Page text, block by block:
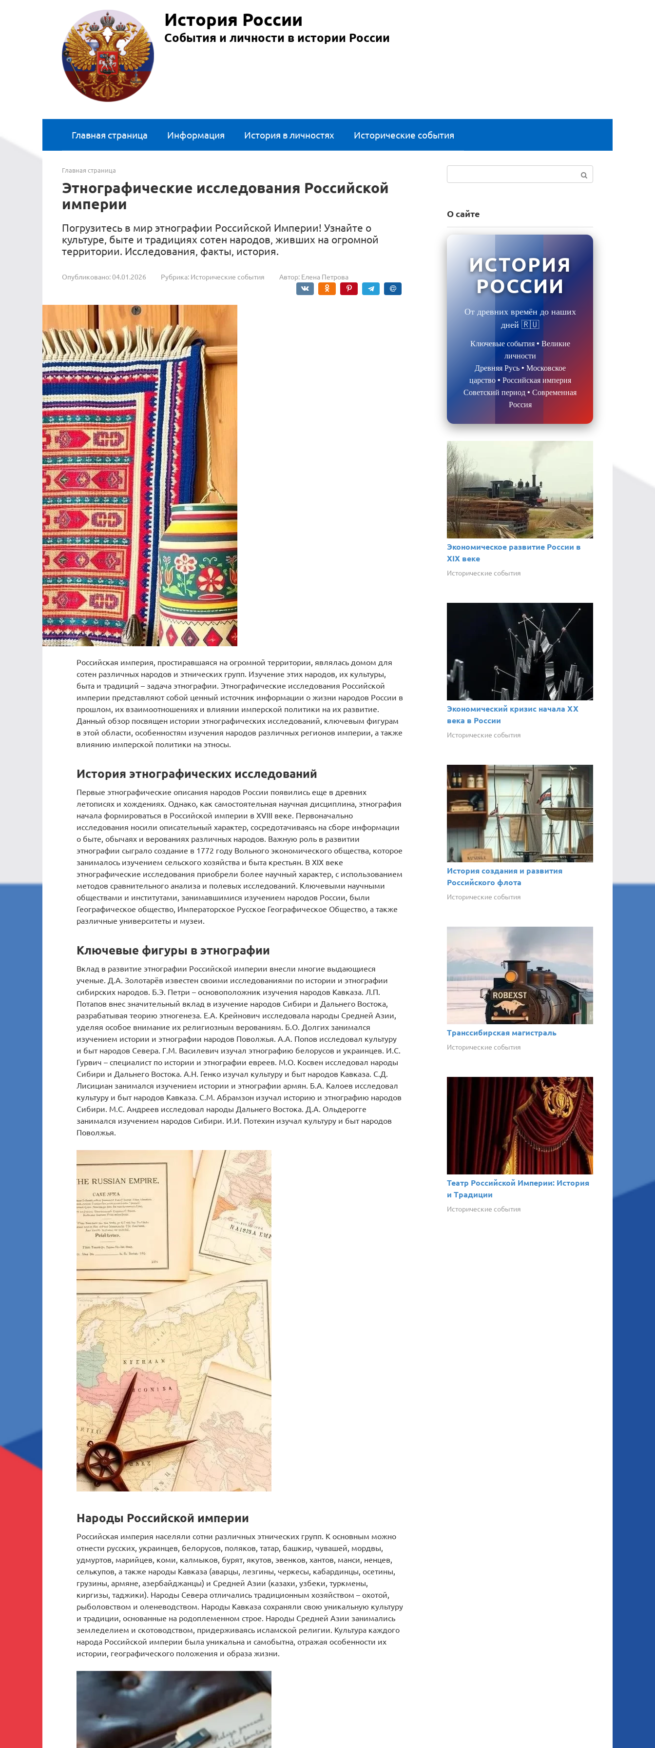
История России
События и личности в истории России
Главная страница Информация История в личностях Исторические события
Главная страница
Этнографические исследования Российской
империи
Погрузитесь в мир этнографии Российской Империи! Узнайте о
культуре, быте и традициях сотен народов, живших на огромной
территории. Исследования, факты, история.
Опубликовано:04.01.2026 Рубрика: Исторические события Автор: Елена Петрова
Российская империя, простиравшаяся на огромной территории, являлась домом для
сотен различных народов и этнических групп. Изучение этих народов, их культуры,
быта и традиций – задача этнографии. Этнографические исследования Российской
империи представляют собой ценный источник информации о жизни народов России в
прошлом, их взаимоотношениях и влиянии имперской политики на их развитие.
Данный обзор посвящен истории этнографических исследований, ключевым фигурам
в этой области, особенностям изучения народов различных регионов империи, а также
влиянию имперской политики на этносы.
История этнографических исследований
Первые этнографические описания народов России появились еще в древних
летописях и хождениях. Однако, как самостоятельная научная дисциплина, этнография
начала формироваться в Российской империи в XVIII веке. Первоначально
исследования носили описательный характер, сосредотачиваясь на сборе информации
о быте, обычаях и верованиях различных народов. Важную роль в развитии
этнографии сыграло создание в 1772 году Вольного экономического общества, которое
занималось изучением сельского хозяйства и быта крестьян. В XIX веке
этнографические исследования приобрели более научный характер, с использованием
методов сравнительного анализа и полевых исследований. Ключевыми научными
обществами и институтами, занимавшимися изучением народов России, были
Географическое общество, Императорское Русское Географическое Общество, а также
различные университеты и музеи.
Ключевые фигуры в этнографии
Вклад в развитие этнографии Российской империи внесли многие выдающиеся
ученые. Д.А. Золотарёв известен своими исследованиями по истории и этнографии
сибирских народов. Б.Э. Петри – основоположник изучения народов Кавказа. Л.П.
Потапов внес значительный вклад в изучение народов Сибири и Дальнего Востока,
разрабатывая теорию этногенеза. Е.А. Крейнович исследовала народы Средней Азии,
уделяя особое внимание их религиозным верованиям. Б.О. Долгих занимался
изучением истории и этнографии народов Поволжья. А.А. Попов исследовал культуру
и быт народов Севера. Г.М. Василевич изучал этнографию белорусов и украинцев. И.С.
Гурвич – специалист по истории и этнографии евреев. М.О. Косвен исследовал народы
Сибири и Дальнего Востока. А.Н. Генко изучал культуру и быт народов Кавказа. С.Д.
Лисициан занимался изучением истории и этнографии армян. Б.А. Калоев исследовал
культуру и быт народов Кавказа. С.М. Абрамзон изучал историю и этнографию народов
Сибири. М.С. Андреев исследовал народы Дальнего Востока. Д.А. Ольдерогге
занимался изучением народов Сибири. И.И. Потехин изучал культуру и быт народов
Поволжья.
Народы Российской империи
Российская империя населяли сотни различных этнических групп. К основным можно
отнести русских, украинцев, белорусов, поляков, татар, башкир, чувашей, мордвы,
удмуртов, марийцев, коми, калмыков, бурят, якутов, эвенков, хантов, манси, ненцев,
селькупов, а также народы Кавказа (аварцы, лезгины, черкесы, кабардинцы, осетины,
грузины, армяне, азербайджанцы) и Средней Азии (казахи, узбеки, туркмены,
киргизы, таджики). Народы Севера отличались традиционным хозяйством – охотой,
рыболовством и оленеводством. Народы Кавказа сохраняли свою уникальную культуру
и традиции, основанные на родоплеменном строе. Народы Средней Азии занимались
земледелием и скотоводством, придерживаясь исламской религии. Культура каждого
народа Российской империи была уникальна и самобытна, отражая особенности их
истории, географического положения и образа жизни.
О сайте
ИСТОРИЯ
РОССИИ
От древних времён до наших
дней 🇷🇺
Ключевые события • Великие
личности
Древняя Русь • Московское
царство • Российская империя
Советский период • Современная
Россия
Экономическое развитие России в
XIX веке
Исторические события
Экономический кризис начала XX
века в России
Исторические события
История создания и развития
Российского флота
Исторические события
Транссибирская магистраль
Исторические события
Театр Российской Империи: История
и Традиции
Исторические события